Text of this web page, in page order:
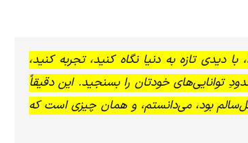
دیدی تازه به دنیا نگاه کنید، تجربه کنید،
توانایی‌های خودتان را بسنجید. این دقیقاً
بود، می‌دانستم، و همان چیزی است که